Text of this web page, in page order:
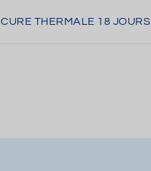
CURE THERMALE 18 JOURS